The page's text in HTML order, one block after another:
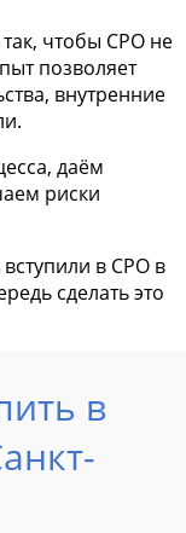
чтобы СРО не
позволяет
внутренние
даём
риски
в СРО в
сделать это
в